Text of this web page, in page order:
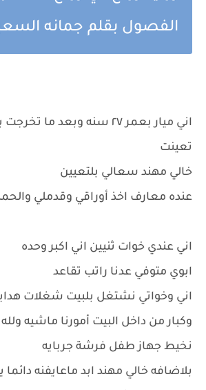
الفصول بقلم جمانه
اني ميار بعمر ٢٧ سنه وبعد
تعينت
خالي مهند سعالي بلتعيين
عنده معارف اخذ أوراقي وقدملي
اني عندي خوات ثنيين اني اكبر وحده
ابوي متوفي عدنا راتب تقاعد
اني وخواتي نشتغل بلبيت شغلات
وكبار من داخل البيت أمورنا ماشيه
نخيط جهاز طفل فرشة جربايه
بلاضافه خالي مهند ابد ماعايفنه